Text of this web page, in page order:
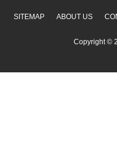
SITEMAP ABOUT US
Copyright ©